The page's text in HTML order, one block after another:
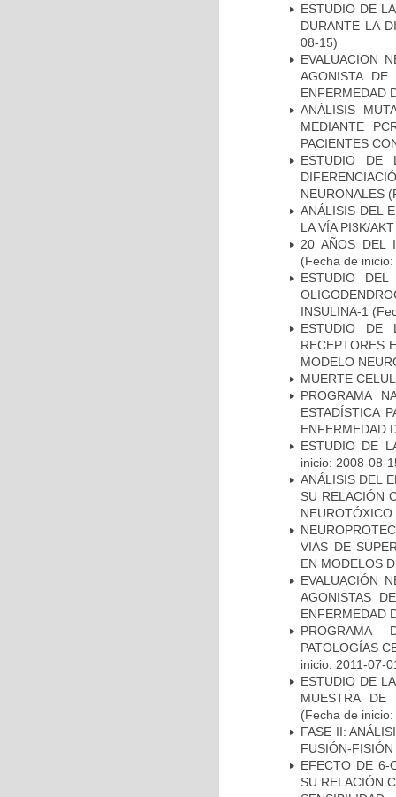
ESTUDIO DE
DURANTE LA
08-15)
EVALUACION
AGONISTA
ENFERMEDAD
ANÁLISIS
MEDIANTE
PACIENTES
ESTUDIO DE
NEURONALES
ANÁLISIS DEL
LA VÍA PI3K/
20 AÑOS DEL
(Fecha de
ESTUDIO
INSULINA-1
ESTUDIO DE
RECEPTORES
MODELO
MUERTE
PROGRAMA
ESTADÍSTICA
ENFERMEDAD
ESTUDIO DE
inicio: 2008-08-
ANÁLISIS DEL
SU RELACIÓN
NEUROTÓXICO
VIAS DE
EN MODELOS
EVALUACIÓN
AGONISTAS
ENFERMEDAD
PROGRAMA
PATOLOGÍAS
inicio: 2011-07-
ESTUDIO DE
MUESTRA DE
(Fecha de
FASE II:
FUSIÓN-
EFECTO DE 6-
SU RELACIÓN